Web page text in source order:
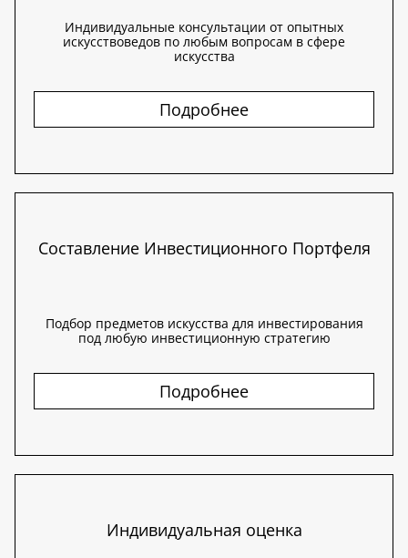
Индивидуальные консультации от опытных
искусствоведов по любым вопросам в сфере
искусства
Подробнее
Составление Инвестиционного Портфеля
Подбор предметов искусства для инвестирования
под любую инвестиционную стратегию
Подробнее
Индивидуальная оценка